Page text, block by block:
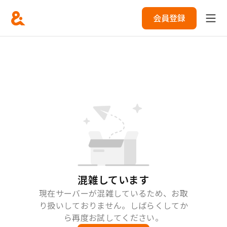
会員登録
混雑しています
現在サーバーが混雑しているため、お取
り扱いしておりません。しばらくしてか
ら再度お試してください。